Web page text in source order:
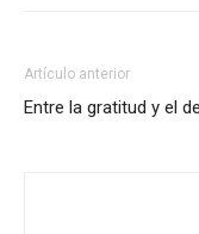
Artículo anterior
Entre la gratitud y el